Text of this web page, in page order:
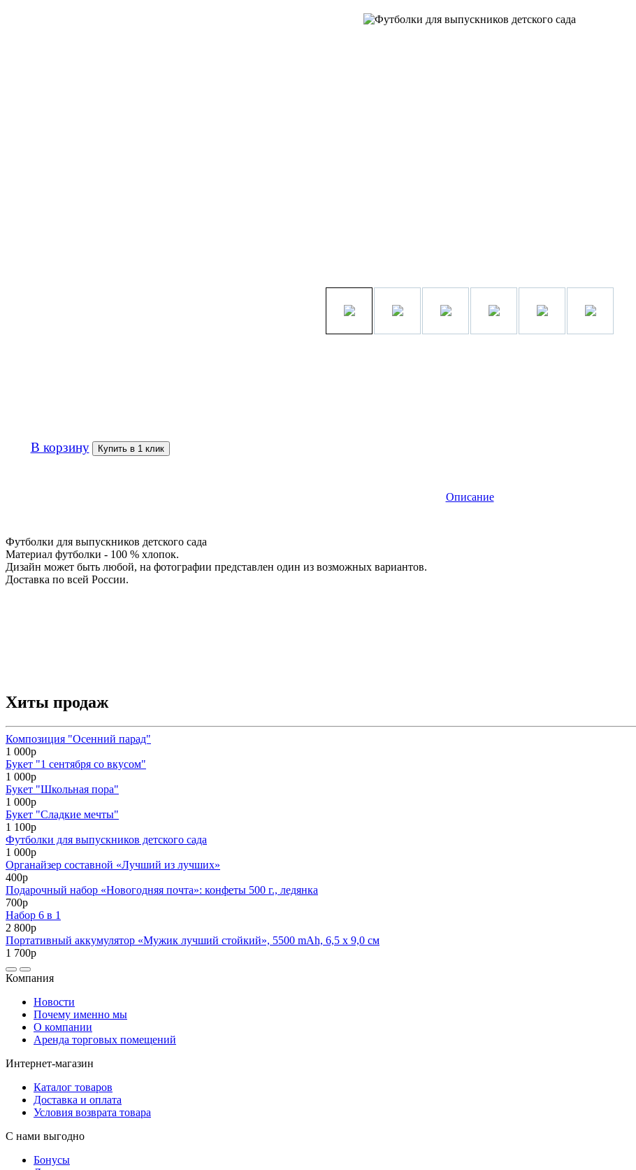
В корзину Купить в 1 клик
Описание
Футболки для выпускников детского сада
Материал футболки - 100 % хлопок.
Дизайн может быть любой, на фотографии представлен один из возможных вариантов.
Доставка по всей России.
Хиты продаж
Композиция "Осенний парад"
1 000р
Букет "1 сентября со вкусом"
1 000р
Букет "Школьная пора"
1 000р
Букет "Сладкие мечты"
1 100р
Футболки для выпускников детского сада
1 000р
Органайзер составной «Лучший из лучших»
400р
Подарочный набор «Новогодняя почта»: конфеты 500 г., ледянка
700р
Набор 6 в 1
2 800р
Портативный аккумулятор «Мужик лучший стойкий», 5500 mAh, 6,5 х 9,0 см
1 700р
Компания
Новости
Почему именно мы
О компании
Аренда торговых помещений
Интернет-магазин
Каталог товаров
Доставка и оплата
Условия возврата товара
С нами выгодно
Бонусы